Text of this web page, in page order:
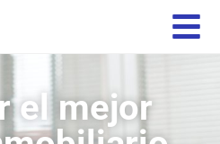
el mejor